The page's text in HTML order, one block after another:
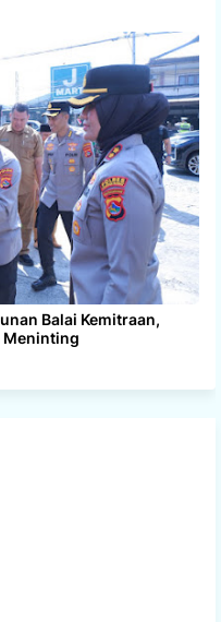
Balai Kemitraan,
Meninting